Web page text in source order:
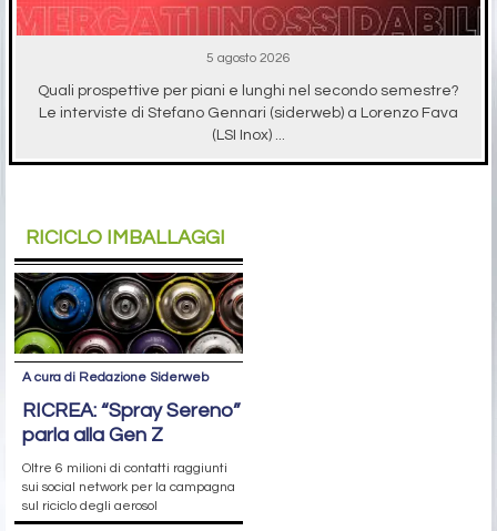
5 agosto 2026
Quali prospettive per piani e lunghi nel secondo semestre?
Le interviste di Stefano Gennari (siderweb) a Lorenzo Fava
(LSI Inox) ...
RICICLO IMBALLAGGI
A cura di Redazione Siderweb
RICREA: “Spray Sereno”
parla alla Gen Z
Oltre 6 milioni di contatti raggiunti
sui social network per la campagna
sul riciclo degli aerosol